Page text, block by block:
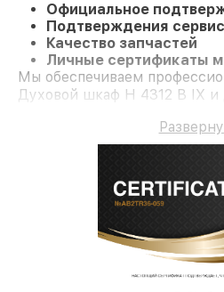
Официальное
Подтверждения
Качество запчастей
Личные сертификаты
Мы обеспечиваем
Духовой шкаф H 4312 B IX и